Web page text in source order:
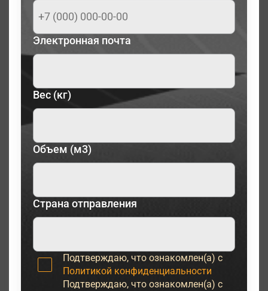
Электронная почта
Вес (кг)
Объем (м3)
Страна отправления
Подтверждаю, что ознакомлен(а) с
Политикой конфиденциальности
Подтверждаю, что ознакомлен(а) с